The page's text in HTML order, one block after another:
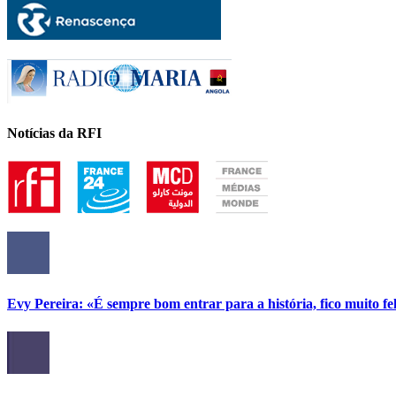
Notícias da RFI
Evy Pereira: «É sempre bom entrar para a história, fico muito